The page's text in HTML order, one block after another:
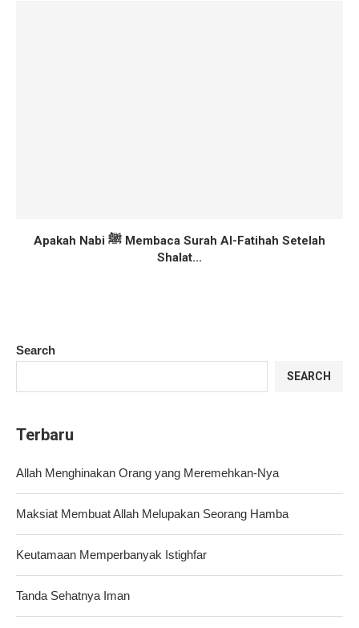
Apakah Nabi ﷺ Membaca Surah Al-Fatihah Setelah
Shalat...
Search
SEARCH
Terbaru
Allah Menghinakan Orang yang Meremehkan-Nya
Maksiat Membuat Allah Melupakan Seorang Hamba
Keutamaan Memperbanyak Istighfar
Tanda Sehatnya Iman